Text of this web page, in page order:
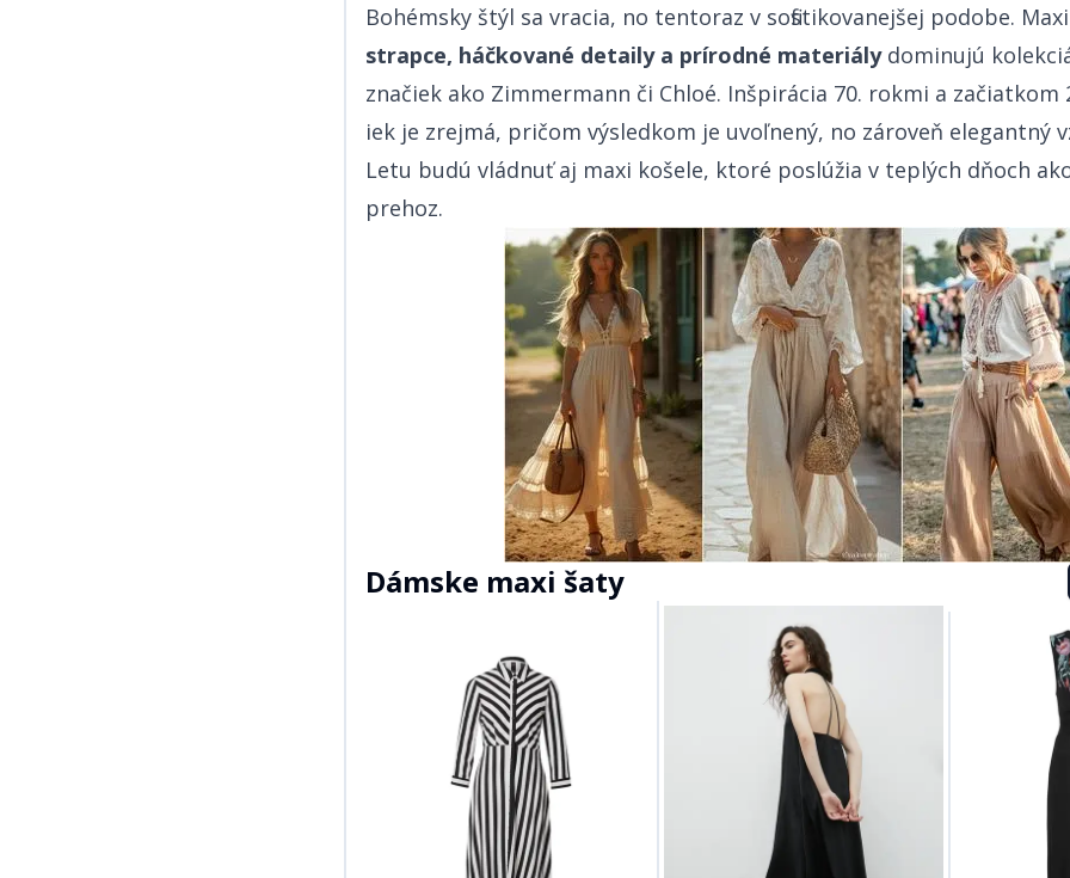
Bohémsky štýl sa vracia, no tentoraz v sofistikovanejšej podobe.
strapce, háčkované detaily a prírodné materiály​​​​‌ ‍ ​‍​‍‌‍ ‌ ​‍‌‍‍‌‌‍‌ ‌‍‍‌‌‍ ‍​‍​‍​ ‍‍​‍​‍‌ ​ ‌‍​‌‌‍ ‍‌‍‍‌‌ ‌​‌ ‍‌​‍ ‍‌‍‍‌‌‍ ​‍​‍​‍ ​​‍​‍‌‍‍​‌ ​‍‌‍‌‌‌‍‌‍​‍​‍​ ‍‍​‍​‍‌‍‍​‌ ‌​‌ ‌​‌ ​​​ ‍‍​‍ ​‍ ‌‍ ​‌‍ ‌‍​ ‌‍​‌‌‍ ​‌‍‍​‌‍ ‌ ​ ‌ ‌​​ ‍‍​ ​ ​ ​​​ ​​​ ​​​‍ ‌ ​ ‌ ‌​‌ ‌‌‌‍‌​‌‍‍‌‌‍ ​‍ ‌‍‍‌‌‍ ‍‌ ‌​‌‍‌‌‌‍ ‍‌ ‌​​‍ ‌‍‌‌‌‍‌​‌‍‍‌‌ ‌​​‍ ‌‍ ‌‌‍ ‌‍‌​‌‍‌‌​ ‌‌ ​​‌ ​‍‌‍‌‌‌ ​ ‌‍‌‌‌‍ ‍‌ ‌​‌‍​‌‌ ‌​‌‍‍‌‌‍ ‌‍ ‍​ ‍ ‌‍‍‌‌‍‌​​ ‌​ ‍‌​ ​‌‌‍‌​​ ‌​‌‍‌‌​ ​‍‌‍‌‌‌‍‌​​‍ ‌​ ‌‍‌‍​ ‌‍‌‌​ ‍‌​‍ ‌​ ‌​‌‍​‌‌‍‌‌‌‍‌‍​‍ ‌​ ‍‌‌‍‌​‌‍​‌‌‍‌‌​‍ ‌​ ​​​ ‌​‌‍‌‌​ ‌‍​ ​‍​ ​‌​ ‌​​ ‌‍​ ‍‌​ ‌​​ ‌ ​ ‌‍​ ‍ ‌ ‌​‌ ‍‌‌ ​​‌‍‌‌​ ‌‌ ​​‌‍ ‌ ​ ‌ ‌​​ ‍ ‌ ​​‌‍​‌‌ ‌​‌‍‍​​ ‌‌‍​ ‌‍ ‌‍ ‍‌ ‌​‌‍‌‌‌‍ ‍‌ ‌​​‍‌‌​ ‌‌‌​​‍‌‌ ‌‍‍ ‌‍‌‌‌ ‍‌​‍‌‌​ ​ ‌​‌​​‍‌‌​ ​ ‌​‌​​‍‌‌​ ​‍​ ​‍‌‍​ ​ ‍‌​ ‌​‌‍​‍‌‍‌‍​ ‌ ​ ​​​ ‍​‌‍​‍‌‍‌‌​ ‌‍‌‍‌‍​‍‌‌​ ​‍​ ​‍​‍‌‌​ ‌‌‌​‌​​‍ ‍‌‍​ ‌‍‍​‌‍‍‌‌‍ ​‌‍‌​‌ ​‍‌‍‌‌‌‍ ‍​‍‌‌​ ‌‌‌​​‍‌‌ ‌‍‍ ‌‍‌‌‌ ‍‌​‍‌‌​ ​ ‌​‌​​‍‌‌​ ​ ‌​‌​​‍‌‌​ ​‍​ ​‍​ ‌‌​ ‌‌​ ​ ‌‍‌​‌‍​ ‌‍‌‌‌‍‌​​ ​​​ ​​​ ​‌​ ‌‍​ ‌‍​‍‌‌​ ​‍​ ​‍​‍‌‌​ ‌‌‌​‌​​‍ ‍‌ ‌​‌‍‌‌‌ ‍​‌ ‌​​ ‌‍​‍‌‍​‌‌ ​ ‌‍‌‌‌‌‌‌‌ ​‍‌‍ ​​ ‌‌‍‍​‌ ‌​‌ ‌​‌ ​​​‍‌‌​ ​ ‌​​‌​‍‌‌​ ​‍‌​‌‍​‍‌‌​ ​‍‌​‌‍‌‍ ​‌‍ ‌‍​ ‌‍​‌‌‍ ​‌‍‍​‌‍ ‌ ​ ‌ ‌​​‍‌‌​ ​ ‌​​‌​ ​ ​ ​​​ ​​​ ​​​‍‌‌​ ​‍‌​‌‍‌ ​ ‌ ‌​‌ ‌‌‌‍‌​‌‍‍‌‌‍ ​‍‌‍‌‍‍‌‌‍‌​​ ‌​ ‍‌​ ​‌‌‍‌​​ ‌​‌‍‌‌​ ​‍‌‍‌‌‌‍‌​​‍ ‌​ ‌‍‌‍​ ‌‍‌‌​ ‍‌​‍ ‌​ ‌​‌‍​‌‌‍‌‌‌‍‌‍​‍ ‌​ ‍‌‌‍‌​‌‍​‌‌‍‌‌​‍ ‌​ ​​​ ‌​‌‍‌‌​ ‌‍​ ​‍​ ​‌​ ‌​​ ‌‍​ ‍‌​ ‌​​ ‌ ​ ‌‍​‍‌‍‌ ‌​‌ ‍‌‌ ​​‌‍‌‌​ ‌‌ ​​‌‍ ‌ ​ ‌ ‌​​‍‌‍‌ ​​‌‍​‌‌ ‌​‌‍‍​​ ‌‌‍​ ‌‍ ‌‍ ‍‌ ‌​‌‍‌‌‌‍ ‍‌ ‌​​‍‌‌​ ‌‌‌​​‍‌‌ ‌‍‍ ‌‍‌‌‌ ‍‌​‍‌‌​ ​ ‌​‌​​‍‌‌​ ​ ‌​‌​​‍‌‌​ ​‍​ ​‍‌‍​ ​ ‍‌​ ‌​‌‍​‍‌‍‌‍​ ‌ ​ ​​​ ‍​‌‍​‍‌‍‌‌​ ‌‍‌‍‌‍​‍‌‌​ ​‍​ ​‍​‍‌‌​ ‌‌‌​‌​​‍ ‍‌‍​ ‌‍‍​‌‍‍‌‌‍ ​‌‍‌​‌ ​‍‌‍‌‌‌‍ ‍​‍‌‌​ ‌‌‌​​‍‌‌ ‌‍‍ ‌‍‌‌‌ ‍‌​‍‌‌​ ​ ‌​‌​​‍‌‌​ ​ ‌​‌​​‍‌‌​ ​‍​ ​‍​ ‌‌​ ‌‌​ ​ ‌‍‌​‌‍​ ‌‍‌‌‌‍‌​​ ​​​ ​​​ ​‌​ ‌‍​ ‌‍​‍‌‌​ ​‍​ ​‍​‍‌‌​ ‌‌‌​‌​​‍ ‍‌ ‌​‌‍‌‌‌ ‍​‌ ‌​​‍‌‍‌ ​​‌‍‌‌‌ ​‍‌ ​ ‌ ​​‌‍‌‌‌‍​ ‌ ‌​‌‍‍‌‌ ‌‍‌‍‌‌​ ‌‌ ​​‌ ‌‌‌‍​‍‌‍ ​‌‍‍‌‌ ​ ‌‍‍​‌‍‌‌‌‍‌​​‍​‍‌ ‌dominujú
značiek ako Zimmermann či Chloé. Inšpirácia 70. rokmi a začiatkom
iek je zrejmá, pričom výsledkom je uvoľnený, no zároveň elegantný
Letu budú vládnuť aj maxi košele, ktoré poslúžia v teplých dňoch
prehoz.​​​​‌ ‍ ​‍​‍‌‍ ‌ ​‍‌‍‍‌‌‍‌ ‌‍‍‌‌‍ ‍​‍​‍​ ‍‍​‍​‍‌ ​ ‌‍​‌‌‍ ‍‌‍‍‌‌ ‌​‌ ‍‌​‍ ‍‌‍‍‌‌‍ ​‍​‍​‍ ​​‍​‍‌‍‍​‌ ​‍‌‍‌‌‌‍‌‍​‍​‍​ ‍‍​‍​‍‌‍‍​‌ ‌​‌ ‌​‌ ​​​ ‍‍​‍ ​‍ ‌‍ ​‌‍ ‌‍​ ‌‍​‌‌‍ ​‌‍‍​‌‍ ‌ ​ ‌ ‌​​ ‍‍​ ​ ​ ​​​ ​​​ ​​​‍ ‌ ​ ‌ ‌​‌ ‌‌‌‍‌​‌‍‍‌‌‍ ​‍ ‌‍‍‌‌‍ ‍‌ ‌​‌‍‌‌‌‍ ‍‌ ‌​​‍ ‌‍‌‌‌‍‌​‌‍‍‌‌ ‌​​‍ ‌‍ ‌‌‍ ‌‍‌​‌‍‌‌​ ‌‌ ​​‌ ​‍‌‍‌‌‌ ​ ‌‍‌‌‌‍ ‍‌ ‌​‌‍​‌‌ ‌​‌‍‍‌‌‍ ‌‍ ‍​ ‍ ‌‍‍‌‌‍‌​​ ‌​ ‍‌​ ​‌‌‍‌​​ ‌​‌‍‌‌​ ​‍‌‍‌‌‌‍‌​​‍ ‌​ ‌‍‌‍​ ‌‍‌‌​ ‍‌​‍ ‌​ ‌​‌‍​‌‌‍‌‌‌‍‌‍​‍ ‌​ ‍‌‌‍‌​‌‍​‌‌‍‌‌​‍ ‌​ ​​​ ‌​‌‍‌‌​ ‌‍​ ​‍​ ​‌​ ‌​​ ‌‍​ ‍‌​ ‌​​ ‌ ​ ‌‍​ ‍ ‌ ‌​‌ ‍‌‌ ​​‌‍‌‌​ ‌‌ ​​‌‍ ‌ ​ ‌ ‌​​ ‍ ‌ ​​‌‍​‌‌ ‌​‌‍‍​​ ‌‌‍​ ‌‍ ‌‍ ‍‌ ‌​‌‍‌‌‌‍ ‍‌ ‌​​‍‌‌​ ‌‌‌​​‍‌‌ ‌‍‍ ‌‍‌‌‌ ‍‌​‍‌‌​ ​ ‌​‌​​‍‌‌​ ​ ‌​‌​​‍‌‌​ ​‍​ ​‍‌‍​ ​ ‍‌​ ‌​‌‍​‍‌‍‌‍​ ‌ ​ ​​​ ‍​‌‍​‍‌‍‌‌​ ‌‍‌‍‌‍​‍‌‌​ ​‍​ ​‍​‍‌‌​ ‌‌‌​‌​​‍ ‍‌‍​ ‌‍‍​‌‍‍‌‌‍ ​‌‍‌​‌ ​‍‌‍‌‌‌‍ ‍​‍‌‌​ ‌‌‌​​‍‌‌ ‌‍‍ ‌‍‌‌‌ ‍‌​‍‌‌​ ​ ‌​‌​​‍‌‌​ ​ ‌​‌​​‍‌‌​ ​‍​ ​‍​ ‌ ​ ​​‌‍​ ​ ​‌​ ​​‌‍‌‌‌‍​‌​ ‍‌‌‍‌​‌‍‌‍​ ​ ​ ‍​​‍‌‌​ ​‍​ ​‍​‍‌‌​ ‌‌‌​‌​​‍ ‍‌ ‌​‌‍‌‌‌ ‍​‌ ‌​​ ‌‍​‍‌‍​‌‌ ​ ‌‍‌‌‌‌‌‌‌ ​‍‌‍ ​​ ‌‌‍‍​‌ ‌​‌ ‌​‌ ​​​‍‌‌​ ​ ‌​​‌​‍‌‌​ ​‍‌​‌‍​‍‌‌​ ​‍‌​‌‍‌‍ ​‌‍ ‌‍​ ‌‍​‌‌‍ ​‌‍‍​‌‍ ‌ ​ ‌ ‌​​‍‌‌​ ​ ‌​​‌​ ​ ​ ​​​ ​​​ ​​​‍‌‌​ ​‍‌​‌‍‌ ​ ‌ ‌​‌ ‌‌‌‍‌​‌‍‍‌‌‍ ​‍‌‍‌‍‍‌‌‍‌​​ ‌​ ‍‌​ ​‌‌‍‌​​ ‌​‌‍‌‌​ ​‍‌‍‌‌‌‍‌​​‍ ‌​ ‌‍‌‍​ ‌‍‌‌​ ‍‌​‍ ‌​ ‌​‌‍​‌‌‍‌‌‌‍‌‍​‍ ‌​ ‍‌‌‍‌​‌‍​‌‌‍‌‌​‍ ‌​ ​​​ ‌​‌‍‌‌​ ‌‍​ ​‍​ ​‌​ ‌​​ ‌‍​ ‍‌​ ‌​​ ‌ ​ ‌‍​‍‌‍‌ ‌​‌ ‍‌‌ ​​‌‍‌‌​ ‌‌ ​​‌‍ ‌ ​ ‌ ‌​​‍‌‍‌ ​​‌‍​‌‌ ‌​‌‍‍​​ ‌‌‍​ ‌‍ ‌‍ ‍‌ ‌​‌‍‌‌‌‍ ‍‌ ‌​​‍‌‌​ ‌‌‌​​‍‌‌ ‌‍‍ ‌‍‌‌‌ ‍‌​‍‌‌​ ​ ‌​‌​​‍‌‌​ ​ ‌​‌​​‍‌‌​ ​‍​ ​‍‌‍​ ​ ‍‌​ ‌​‌‍​‍‌‍‌‍​ ‌ ​ ​​​ ‍​‌‍​‍‌‍‌‌​ ‌‍‌‍‌‍​‍‌‌​ ​‍​ ​‍​‍‌‌​ ‌‌‌​‌​​‍ ‍‌‍​ ‌‍‍​‌‍‍‌‌‍ ​‌‍‌​‌ ​‍‌‍‌‌‌‍ ‍​‍‌‌​ ‌‌‌​​‍‌‌ ‌‍‍ ‌‍‌‌‌ ‍‌​‍‌‌​ ​ ‌​‌​​‍‌‌​ ​ ‌​‌​​‍‌‌​ ​‍​ ​‍​ ‌ ​ ​​‌‍​ ​ ​‌​ ​​‌‍‌‌‌‍​‌​ ‍‌‌‍‌​‌‍‌‍​ ​ ​ ‍​​‍‌‌​ ​‍​ ​‍​‍‌‌​ ‌‌‌​‌​​‍ ‍‌ ‌​‌‍‌‌‌ ‍​‌ ‌​​‍‌‍‌ ​​‌‍‌‌‌ ​‍‌ ​ ‌ ​​‌‍‌‌‌‍​ ‌ ‌​‌‍‍‌‌ ‌‍‌‍‌‌​ ‌‌ ​​‌ ‌‌‌‍​‍‌‍ ​‌‍‍‌‌ ​ ‌‍‍​‌‍‌‌‌‍‌​​‍​‍‌ ‌
Dámske maxi šaty